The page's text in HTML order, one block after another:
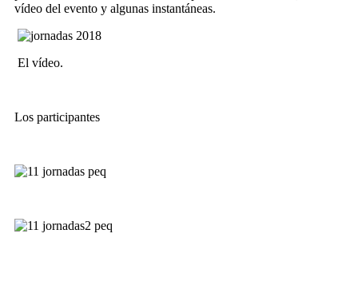
vídeo del evento y algunas instantáneas.
El vídeo.
Los participantes